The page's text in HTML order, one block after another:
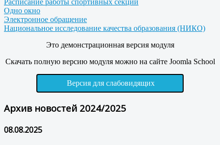
Расписание работы спортивных секций
Одно окно
Электронное обращение
Национальное исследование качества образования (НИКО)
Это демонстрационная версия модуля
Скачать полную версию модуля можно на сайте Joomla School
Версия для слабовидящих
Архив новостей 2024/2025
08.08.2025